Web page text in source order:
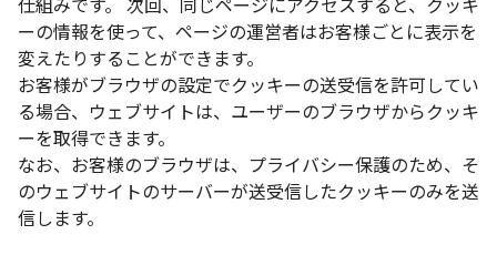
ーの情報を使って、ページの運営者はお客様ごとに表示を
変えたりすることができます。
お客様がブラウザの設定でクッキーの送受信を許可してい
る場合、ウェブサイトは、ユーザーのブラウザからクッキ
ーを取得できます。
なお、お客様のブラウザは、プライバシー保護のため、そ
のウェブサイトのサーバーが送受信したクッキーのみを送
信します。